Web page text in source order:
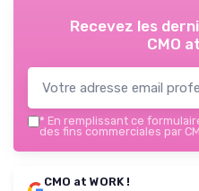
Recevez les
CMO
* En remplissant ce
des fins commerciales par
CMO at WORK !